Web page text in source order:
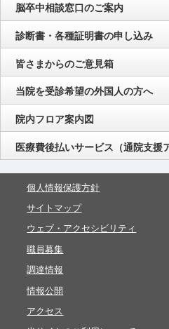
脳卒中相談窓口のご案内
診断書・各種証明書の申し込み
皆さまからのご意見箱
当院を受診希望の外国人の方へ
院内フロア案内図
医療費後払いサービス（通院支援
個人情報保護方針
サイトマップ
ウェブ・アクセシビリティ
職員募集
調達情報
情報公開
アクセス